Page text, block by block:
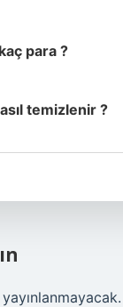
para ?
temizlenir ?